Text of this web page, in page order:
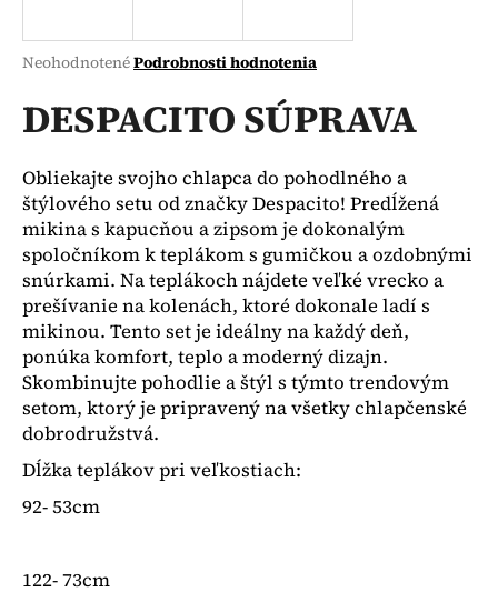
Priemerné
produktu
je
z
5
hviezdičiek.
NeohodnotenéPodrobnosti hodnotenia
DESPACITO SÚPRAVA
Obliekajte svojho chlapca do pohodlného a
štýlového setu od značky Despacito! Predĺžená
mikina s kapucňou a zipsom je dokonalým
spoločníkom k teplákom s gumičkou a ozdobnými
snúrkami. Na teplákoch nájdete veľké vrecko a
prešívanie na kolenách, ktoré dokonale ladí s
mikinou. Tento set je ideálny na každý deň,
ponúka komfort, teplo a moderný dizajn.
Skombinujte pohodlie a štýl s týmto trendovým
setom, ktorý je pripravený na všetky chlapčenské
dobrodružstvá.
Dĺžka teplákov pri veľkostiach:
92- 53cm
122- 73cm
j
ť
?
HĽADAŤ
O
d
p
o
ú
č
e